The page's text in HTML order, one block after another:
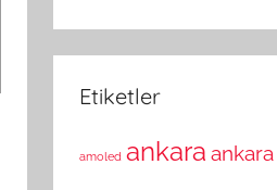
Etiketler
amoled ankara